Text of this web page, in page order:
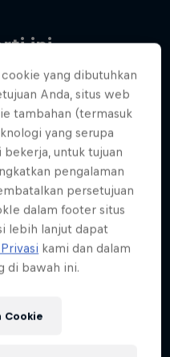
ini
yang dibutuhkan
Anda, situs web
tambahan (termasuk
yang serupa
untuk tujuan
pengalaman
persetujuan
dalam footer situs
lebih lanjut dapat
kami dan dalam
di bawah ini.
Cookie